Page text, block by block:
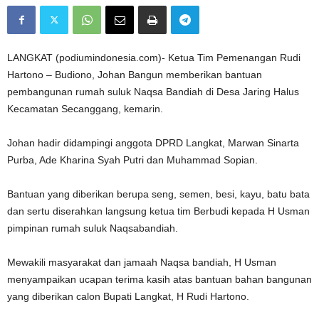
LANGKAT (podiumindonesia.com)- Ketua Tim Pemenangan Rudi
Hartono – Budiono, Johan Bangun memberikan bantuan
pembangunan rumah suluk Naqsa Bandiah di Desa Jaring Halus
Kecamatan Secanggang, kemarin.
Johan hadir didampingi anggota DPRD Langkat, Marwan Sinarta
Purba, Ade Kharina Syah Putri dan Muhammad Sopian.
Bantuan yang diberikan berupa seng, semen, besi, kayu, batu bata
dan sertu diserahkan langsung ketua tim Berbudi kepada H Usman
pimpinan rumah suluk Naqsabandiah.
Mewakili masyarakat dan jamaah Naqsa bandiah, H Usman
menyampaikan ucapan terima kasih atas bantuan bahan bangunan
yang diberikan calon Bupati Langkat, H Rudi Hartono.